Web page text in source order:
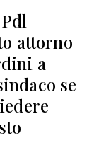
attorno
a
se